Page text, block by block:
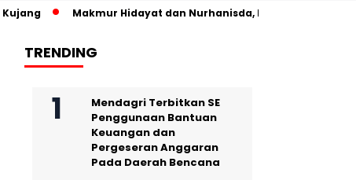
Makmur Hidayat dan Nurhanisda, Pasangan Kelahiran Krui
TRENDING
Mendagri Terbitkan SE
Penggunaan Bantuan
Keuangan dan
Pergeseran Anggaran
Pada Daerah Bencana